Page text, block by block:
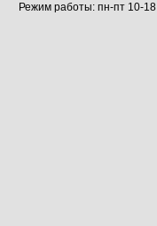
Режим работы: пн-пт 10-18